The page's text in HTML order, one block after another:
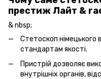
престиж Лайт &
& nbsp;
Стетоскоп німецького
стандартам якості.
Пристрій дозволяє
внутрішніх органів,